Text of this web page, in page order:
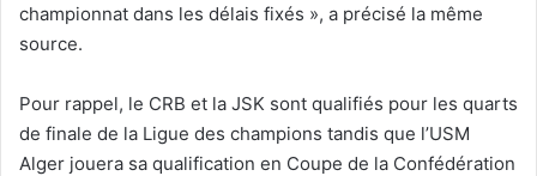
championnat dans les délais fixés », a précisé la même
source.
Pour rappel, le CRB et la JSK sont qualifiés pour les quarts
de finale de la Ligue des champions tandis que l’USM
Alger jouera sa qualification en Coupe de la Confédération